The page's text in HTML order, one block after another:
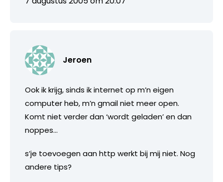
Jeroen
Ook ik krijg, sinds ik internet op m’n eigen
computer heb, m’n gmail niet meer open.
Komt niet verder dan ‘wordt geladen’ en dan
noppes…
s’je toevoegen aan http werkt bij mij niet. Nog
andere tips?